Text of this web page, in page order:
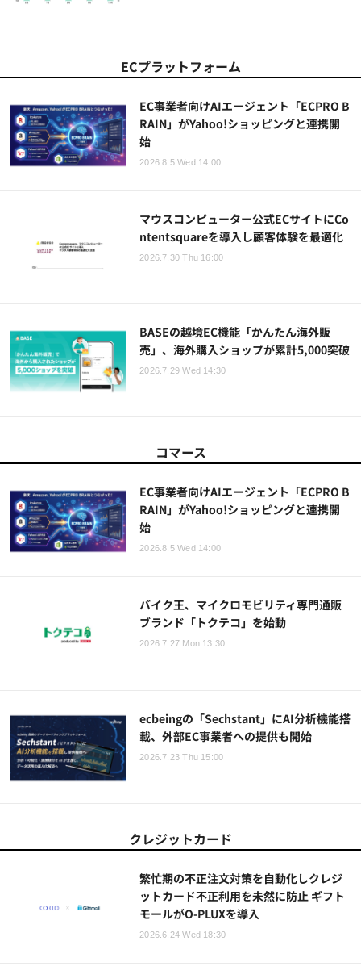
ECプラットフォーム
EC事業者向けAIエージェント「ECPRO B
RAIN」がYahoo!ショッピングと連携開
始
2026.8.5 Wed 14:00
マウスコンピューター公式ECサイトにCo
ntentsquareを導入し顧客体験を最適化
2026.7.30 Thu 16:00
BASEの越境EC機能「かんたん海外販
売」、海外購入ショップが累計5,000突破
2026.7.29 Wed 14:30
コマース
EC事業者向けAIエージェント「ECPRO B
RAIN」がYahoo!ショッピングと連携開
始
2026.8.5 Wed 14:00
バイク王、マイクロモビリティ専門通販
ブランド「トクテコ」を始動
2026.7.27 Mon 13:30
ecbeingの「Sechstant」にAI分析機能搭
載、外部EC事業者への提供も開始
2026.7.23 Thu 15:00
クレジットカード
繁忙期の不正注文対策を自動化しクレジ
ットカード不正利用を未然に防止 ギフト
モールがO-PLUXを導入
2026.6.24 Wed 18:30